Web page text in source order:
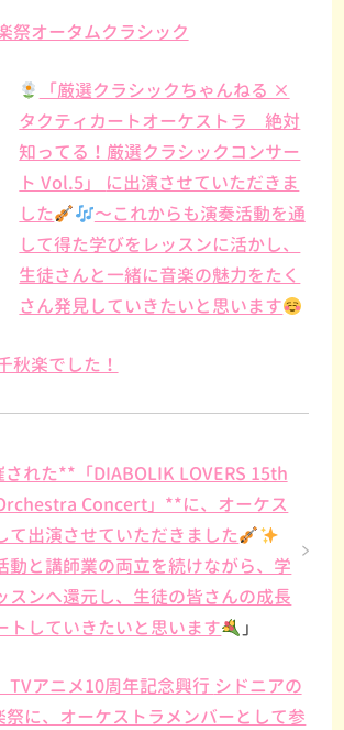
祭オータムクラシック
「厳選クラシックちゃんねる ×
タクティカートオーケストラ 絶対
知ってる！厳選クラシックコンサー
ト Vol.5」 に出演させていただきま
した
〜これからも演奏活動を通
して得た学びをレッスンに活かし、
生徒さんと一緒に音楽の魅力をたく
さん発見していきたいと思います
秋楽でした！
された**「DIABOLIK LOVERS 15th
Concert」**に、オーケス
て出演させていただきました
動と講師業の両立を続けながら、学
スンへ還元し、生徒の皆さんの成長
トしていきたいと思います
」
アニメ10周年記念興行 シドニアの
祭に、オーケストラメンバーとして参